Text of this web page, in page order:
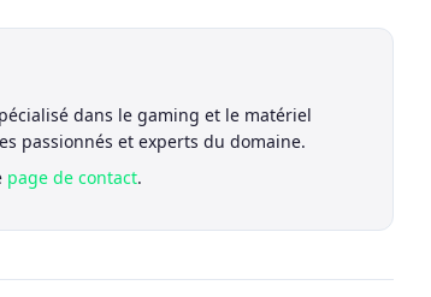
dans le gaming et le matériel
passionnés et experts du domaine.
page de contact.